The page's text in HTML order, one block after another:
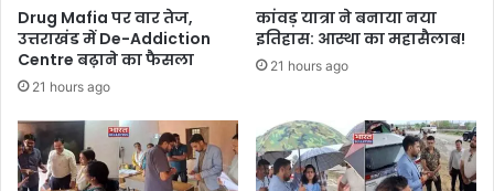
Drug Mafia पर वार तेज,
उत्तराखंड में De-Addiction
Centre बढ़ाने का फैसला
21 hours ago
कांवड़ यात्रा ने बनाया नया
इतिहास: आस्था का महासैलाब!
21 hours ago